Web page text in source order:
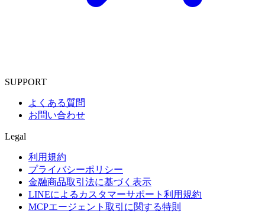
SUPPORT
よくある質問
お問い合わせ
Legal
利用規約
プライバシーポリシー
金融商品取引法に基づく表示
LINEによるカスタマーサポート利用規約
MCPエージェント取引に関する特則